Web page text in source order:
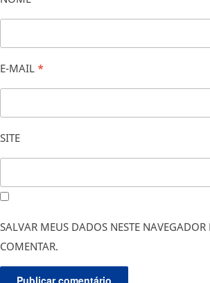
E-MAIL *
SITE
SALVAR MEUS DADOS NESTE
COMENTAR.